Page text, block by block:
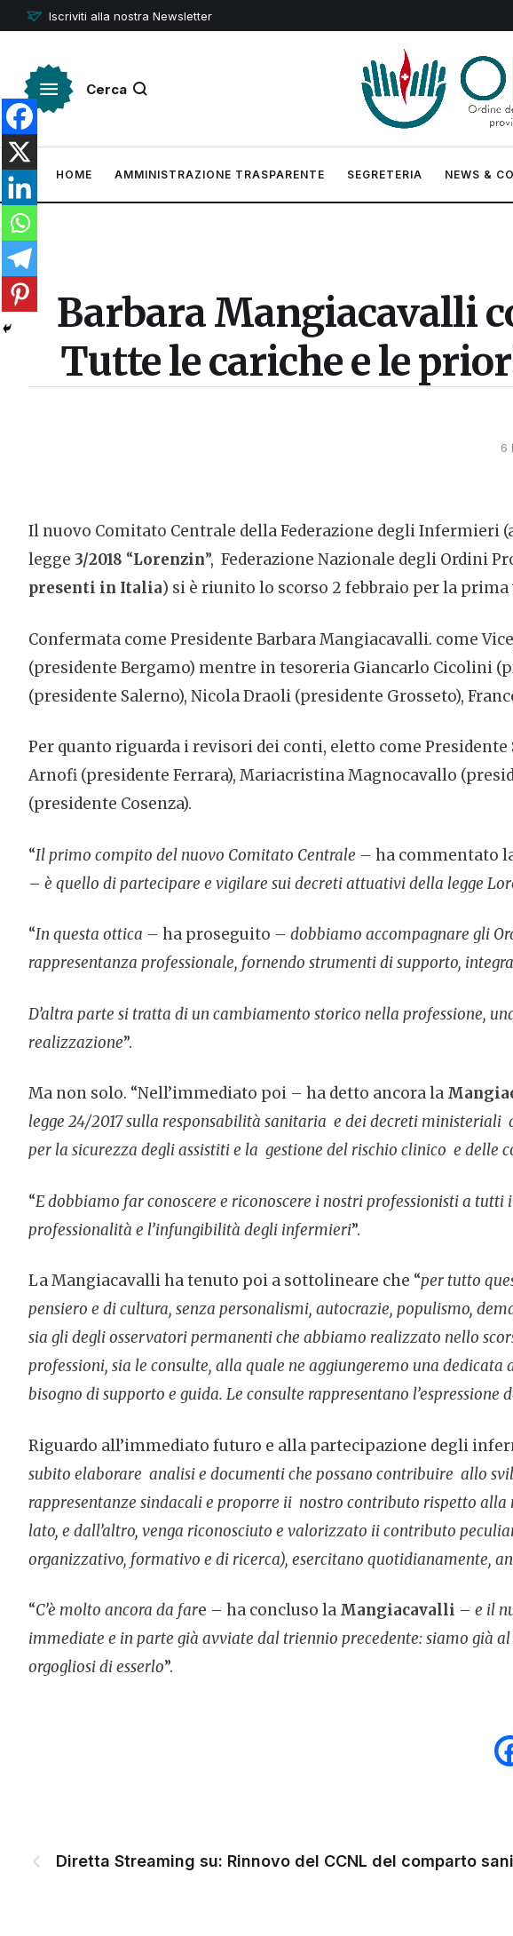
Iscriviti alla nostra Newsletter
Cerca
HOME AMMINISTRAZIONE TRASPARENTE SEGRETERIA NEWS &
Barbara Mangiacavalli
Tutte le cariche e le
6
Il nuovo Comitato Centrale della Federazione degli Infermieri
legge 3/2018 “Lorenzin”, Federazione Nazionale degli Ordini
presenti in Italia) si è riunito lo scorso 2 febbraio per la
Confermata come Presidente Barbara Mangiacavalli. come
(presidente Bergamo) mentre in tesoreria Giancarlo Cicolini
(presidente Salerno), Nicola Draoli (presidente Grosseto),
Per quanto riguarda i revisori dei conti, eletto come
Arnofi (presidente Ferrara), Mariacristina Magnocavallo
(presidente Cosenza).
“Il primo compito del nuovo Comitato Centrale – ha commentato
– è quello di partecipare e vigilare sui decreti attuativi della legge
“In questa ottica – ha proseguito – dobbiamo accompagnare gli
rappresentanza professionale, fornendo strumenti di supporto,
D’altra parte si tratta di un cambiamento storico nella professione,
realizzazione”.
Ma non solo. “Nell’immediato poi – ha detto ancora la
legge 24/2017 sulla responsabilità sanitaria e dei decreti
per la sicurezza degli assistiti e la gestione del rischio clinico e delle
“E dobbiamo far conoscere e riconoscere i nostri professionisti a
professionalità e l’infungibilità degli infermieri”.
La Mangiacavalli ha tenuto poi a sottolineare che “per tutto
pensiero e di cultura, senza personalismi, autocrazie, populismo,
sia gli degli osservatori permanenti che abbiamo realizzato nello
professioni, sia le consulte, alla quale ne aggiungeremo una
bisogno di supporto e guida. Le consulte rappresentano
Riguardo all’immediato futuro e alla partecipazione degli
subito elaborare analisi e documenti che possano contribuire allo
rappresentanze sindacali e proporre ii nostro contributo rispetto
lato, e dall’altro, venga riconosciuto e valorizzato ii contributo
organizzativo, formativo e di ricerca), esercitano quotidianamente,
“C’è molto ancora da fare – ha concluso la Mangiacavalli – e il
immediate e in parte già avviate dal triennio precedente: siamo già
orgogliosi di esserlo”.
Diretta Streaming su: Rinnovo del CCNL del comparto